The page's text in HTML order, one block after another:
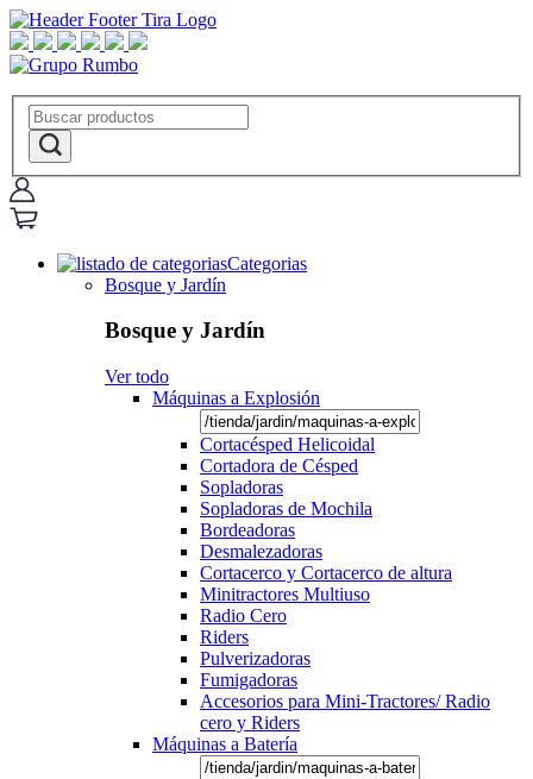
Categorias
Bosque y Jardín
Bosque y Jardín
Ver todo
Máquinas a Explosión
Cortacésped Helicoidal
Cortadora de Césped
Sopladoras
Sopladoras de Mochila
Bordeadoras
Desmalezadoras
Cortacerco y Cortacerco de altura
Minitractores Multiuso
Radio Cero
Riders
Pulverizadoras
Fumigadoras
Accesorios para Mini-Tractores/ Radio
cero y Riders
Máquinas a Batería